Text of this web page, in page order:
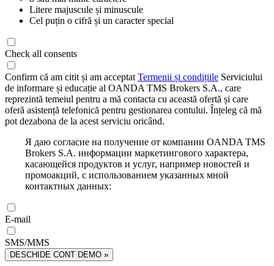
Litere majuscule și minuscule
Cel puțin o cifră și un caracter special
Check all consents
Confirm că am citit și am acceptat Termenii și condițiile Serviciului
de informare și educație al OANDA TMS Brokers S.A., care
reprezintă temeiul pentru a mă contacta cu această ofertă și care
oferă asistență telefonică pentru gestionarea contului. Înțeleg că mă
pot dezabona de la acest serviciu oricând.
Я даю согласие на получение от компании OANDA TMS
Brokers S.A. информации маркетингового характера,
касающейся продуктов и услуг, например новостей и
промоакций, с использованием указанных мной
контактных данных:
E-mail
SMS/MMS
DESCHIDE CONT DEMO »